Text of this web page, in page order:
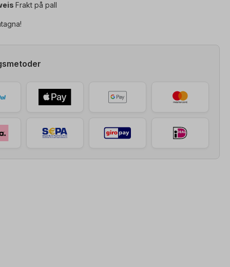
Frakt på pall